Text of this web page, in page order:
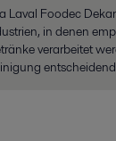
Laval Foodec
in denen
verarbeitet